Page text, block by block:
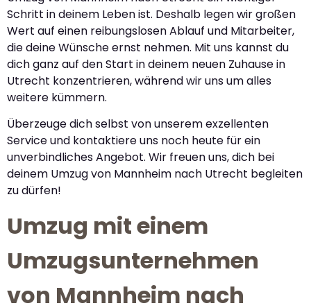
Schritt in deinem Leben ist. Deshalb legen wir großen
Wert auf einen reibungslosen Ablauf und Mitarbeiter,
die deine Wünsche ernst nehmen. Mit uns kannst du
dich ganz auf den Start in deinem neuen Zuhause in
Utrecht konzentrieren, während wir uns um alles
weitere kümmern.
Überzeuge dich selbst von unserem exzellenten
Service und kontaktiere uns noch heute für ein
unverbindliches Angebot. Wir freuen uns, dich bei
deinem Umzug von Mannheim nach Utrecht begleiten
zu dürfen!
Umzug mit einem
Umzugsunternehmen
von Mannheim nach